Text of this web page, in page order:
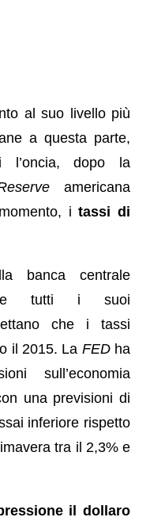
al suo livello più
a questa parte,
l’oncia, dopo la
americana
itassi di
banca centrale
tutti i suoi
che i tassi
il 2015. La FEDha
sull’economia
una previsioni di
inferiore rispetto
tra il 2,3% e
il dollaro